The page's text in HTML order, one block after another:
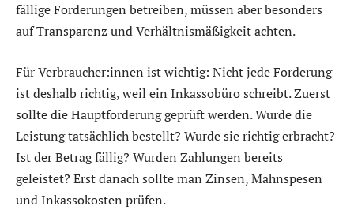
fällige Forderungen betreiben, müssen aber besonders
auf Transparenz und Verhältnismäßigkeit achten.
Für Verbraucher:innen ist wichtig: Nicht jede Forderung
ist deshalb richtig, weil ein Inkassobüro schreibt. Zuerst
sollte die Hauptforderung geprüft werden. Wurde die
Leistung tatsächlich bestellt? Wurde sie richtig erbracht?
Ist der Betrag fällig? Wurden Zahlungen bereits
geleistet? Erst danach sollte man Zinsen, Mahnspesen
und Inkassokosten prüfen.